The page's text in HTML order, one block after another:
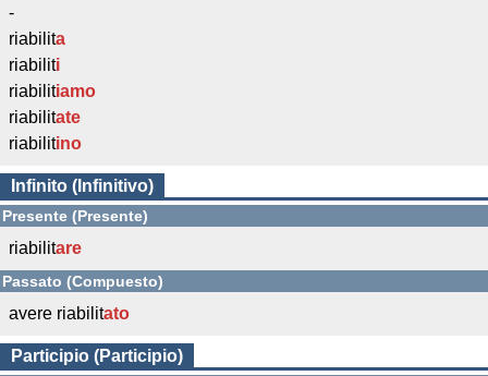
-
riabilita
riabiliti
riabilitiamo
riabilitate
riabilitino
Infinito (Infinitivo)
Presente (Presente)
riabilitare
Passato (Compuesto)
avere riabilitato
Participio (Participio)